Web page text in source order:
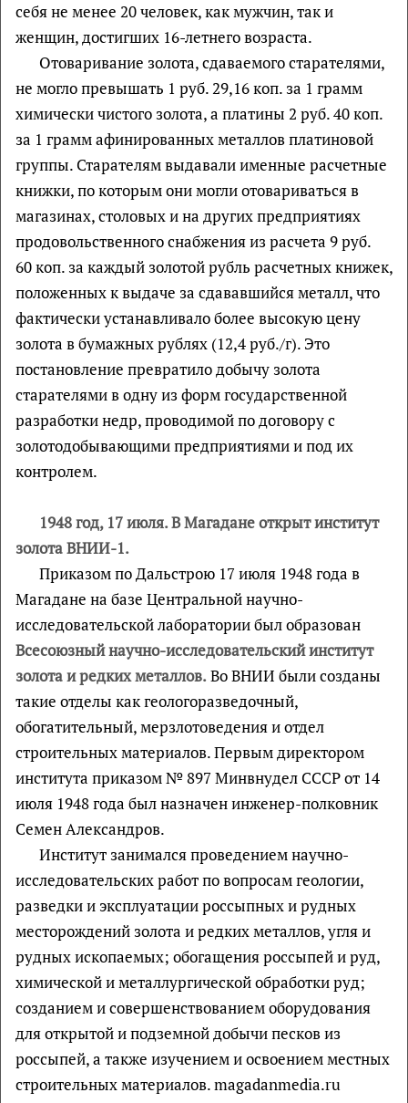
себя не менее 20 человек, как мужчин, так и
женщин, достигших 16-летнего возраста.
Отоваривание золота, сдаваемого старателями,
не могло превышать 1 руб. 29,16 коп. за 1 грамм
химически чистого золота, а платины 2 руб. 40 коп.
за 1 грамм афинированных металлов платиновой
группы. Старателям выдавали именные расчетные
книжки, по которым они могли отовариваться в
магазинах, столовых и на других предприятиях
продовольственного снабжения из расчета 9 руб.
60 коп. за каждый золотой рубль расчетных книжек,
положенных к выдаче за сдававшийся металл, что
фактически устанавливало более высокую цену
золота в бумажных рублях (12,4 руб./г). Это
постановление превратило добычу золота
старателями в одну из форм государственной
разработки недр, проводимой по договору с
золотодобывающими предприятиями и под их
контролем.
1948 год, 17 июля. В Магадане открыт институт
золота ВНИИ-1.
Приказом по Дальстрою 17 июля 1948 года в
Магадане на базе Центральной научно-
исследовательской лаборатории был образован
Всесоюзный научно-исследовательский институт
золота и редких металлов.Во ВНИИ были созданы
такие отделы как геологоразведочный,
обогатительный, мерзлотоведения и отдел
строительных материалов. Первым директором
института приказом № 897 Минвнудел СССР от 14
июля 1948 года был назначен инженер-полковник
Семен Александров.
Институт занимался проведением научно-
исследовательских работ по вопросам геологии,
разведки и эксплуатации россыпных и рудных
месторождений золота и редких металлов, угля и
рудных ископаемых; обогащения россыпей и руд,
химической и металлургической обработки руд;
созданием и совершенствованием оборудования
для открытой и подземной добычи песков из
россыпей, а также изучением и освоением местных
строительных материалов. magadanmedia.ru